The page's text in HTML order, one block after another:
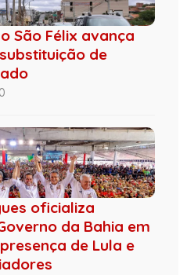
São Félix avança
de
oficializa
da Bahia em
de Lula e